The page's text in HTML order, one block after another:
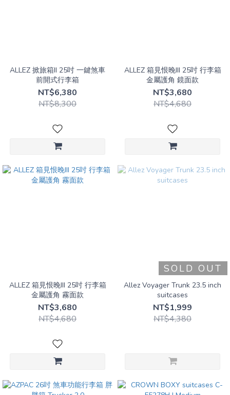
Green
Yellow
Checked
ALLEZ 掀旅箱II 25吋 一鍵煞車
前開式行李箱
NT$6,380
NT$8,300
ALLEZ 箱見恨晚III 25吋 行李箱
金屬護角 鏡面款
NT$3,680
NT$4,680
ALLEZ 箱見恨晚III 25吋 行李箱
金屬護角 霧面款
NT$3,680
NT$4,680
SOLD OUT
Allez Voyager Trunk 23.5 inch
suitcases
NT$1,999
NT$4,380